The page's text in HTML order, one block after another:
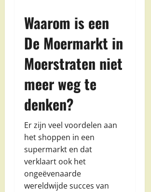
Waarom is een
De Moermarkt in
Moerstraten niet
meer weg te
denken?
Er zijn veel voordelen aan
het shoppen in een
supermarkt en dat
verklaart ook het
ongeëvenaarde
wereldwijde succes van